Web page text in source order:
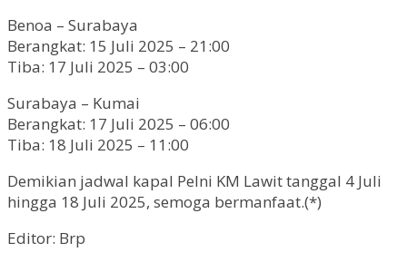
Benoa – Surabaya
Berangkat: 15 Juli 2025 – 21:00
Tiba: 17 Juli 2025 – 03:00
Surabaya – Kumai
Berangkat: 17 Juli 2025 – 06:00
Tiba: 18 Juli 2025 – 11:00
Demikian jadwal kapal Pelni KM Lawit tanggal 4 Juli
hingga 18 Juli 2025, semoga bermanfaat.(*)
Editor: Brp